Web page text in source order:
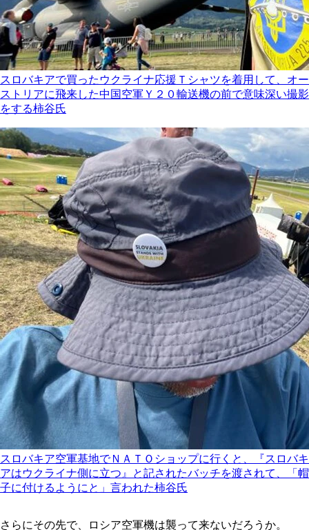
スロバキアで買ったウクライナ応援Ｔシャツを着用して、オー
ストリアに飛来した中国空軍Ｙ２０輸送機の前で意味深い撮影
をする柿谷氏
スロバキア空軍基地でＮＡＴＯショップに行くと、『スロバキ
アはウクライナ側に立つ』と記されたバッチを渡されて、「帽
子に付けるようにと」言われた柿谷氏
さらにその先で、ロシア空軍機は襲って来ないだろうか。